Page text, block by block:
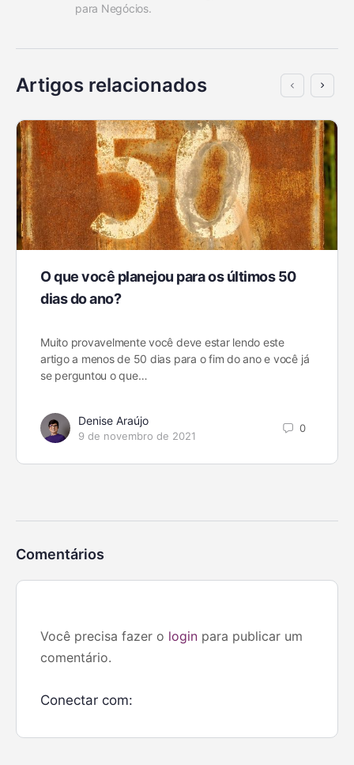
para Negócios.
Artigos relacionados
O que você planejou para os últimos 50
dias do ano?
Muito provavelmente você deve estar lendo este
artigo a menos de 50 dias para o fim do ano e você já
se perguntou o que…
Denise Araújo
9 de novembro de 2021
0
Comentários
Você precisa fazer o login para publicar um
comentário.
Conectar com: